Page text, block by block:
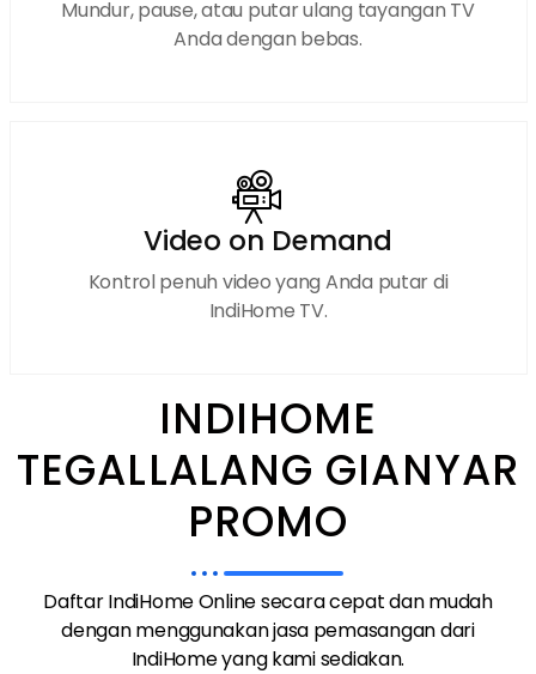
Mundur, pause, atau putar ulang tayangan TV
Anda dengan bebas.
Video on Demand
Kontrol penuh video yang Anda putar di
IndiHome TV.
INDIHOME
TEGALLALANG GIANYAR
PROMO
Daftar IndiHome Online secara cepat dan mudah
dengan menggunakan jasa pemasangan dari
IndiHome yang kami sediakan.